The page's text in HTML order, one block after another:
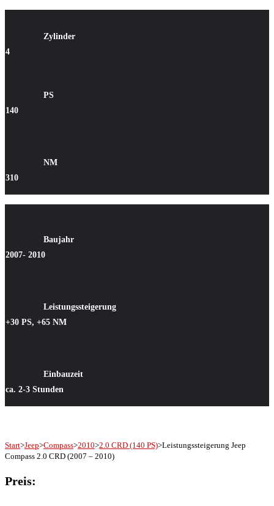
Zylinder
4
PS
140
NM
310
Baujahr
2007- 2010
Leistungssteigerung
+30 PS, +65 NM
Einbauzeit
ca. 2-3 Stunden
Start>Jeep>Compass>2010>2.0 CRD (140 PS)>Leistungssteigerung Jeep
Compass 2.0 CRD (2007 – 2010)
Preis: